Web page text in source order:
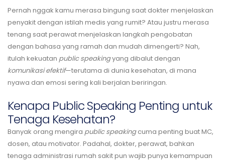
Pernah nggak kamu merasa bingung saat dokter menjelaskan
penyakit dengan istilah medis yang rumit? Atau justru merasa
tenang saat perawat menjelaskan langkah pengobatan
dengan bahasa yang ramah dan mudah dimengerti? Nah,
itulah kekuatan public speakingyang dibalut dengan
komunikasi efektif—terutama di dunia kesehatan, di mana
nyawa dan emosi sering kali berjalan beriringan.
Kenapa Public Speaking Penting untuk
Tenaga Kesehatan?
Banyak orang mengira public speakingcuma penting buat MC,
dosen, atau motivator. Padahal, dokter, perawat, bahkan
tenaga administrasi rumah sakit pun wajib punya kemampuan